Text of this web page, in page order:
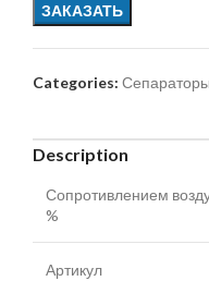
ЗАКАЗАТЬ
Categories: Сепараторы
Description
Сопротивлением
%
Артикул